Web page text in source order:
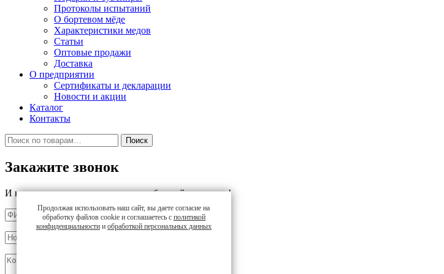
Протоколы испытаний
О бортевом мёде
Характеристики медов
Статьи
Оптовые продажи
Доставка
О предприятии
Сертификаты и декларации
Новости и акции
Каталог
Контакты
Искать:
Поиск
Закажите звонок
И наш менеджер перезвонит вам в ближайшее время!
Продолжая использовать наш сайт, вы даете согласие на
обработку файлов cookie и соглашаетесь с политикой
конфиденциальностии обработкой персональных данных